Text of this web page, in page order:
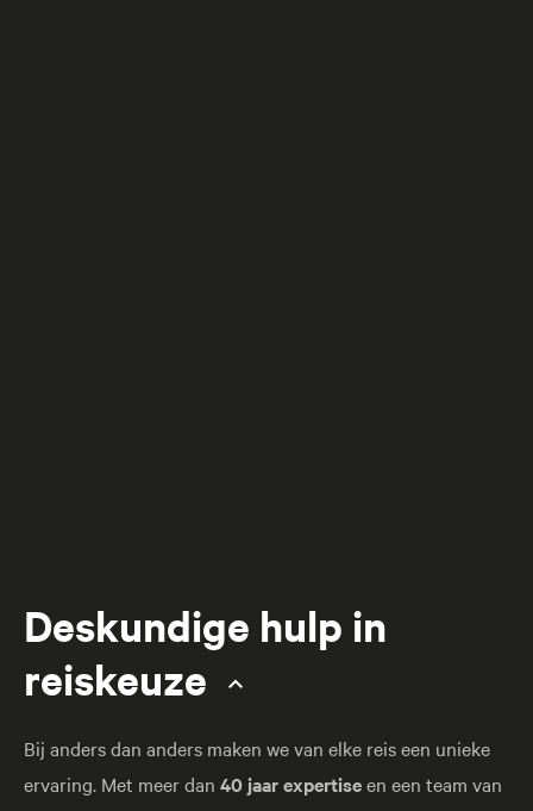
Deskundige hulp in
reiskeuze
Bij anders dan anders maken we van elke reis een unieke
ervaring. Met meer dan 40 jaar expertiseen een team van